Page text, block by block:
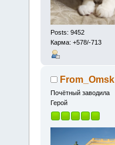
Posts: 9452
Карма: +578/-713
From_Omsk
Почётный заводила
Герой